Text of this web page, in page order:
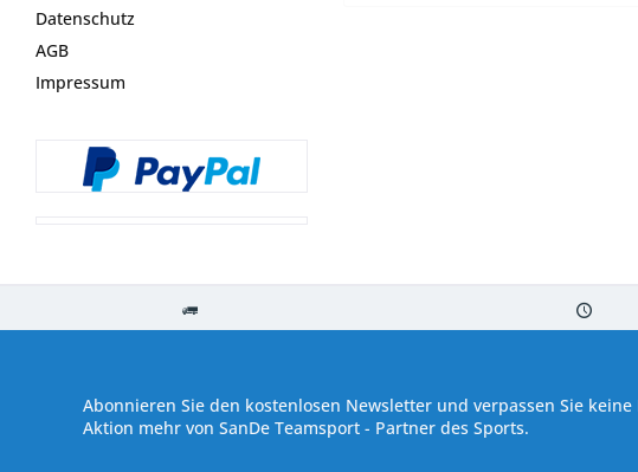
Datenschutz
AGB
Impressum
Abonnieren Sie den kostenlosen Newsletter und verpassen Sie
Aktion mehr von SanDe Teamsport - Partner des Sports.